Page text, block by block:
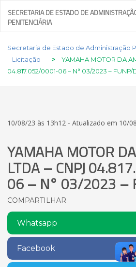
SECRETARIA DE ESTADO DE
PENITENCIÁRIA
Secretaria de Estado de Administração
Licitação
>
YAMAHA MOTOR DA
04.817.052/0001-06 – N° 03/2023 – FUNP/
10/08/23 às 13h12 - Atualizado em 10/
YAMAHA MOTOR
LTDA – CNPJ
06 – N° 03/2023 –
COMPARTILHAR
Whatsapp
Facebook